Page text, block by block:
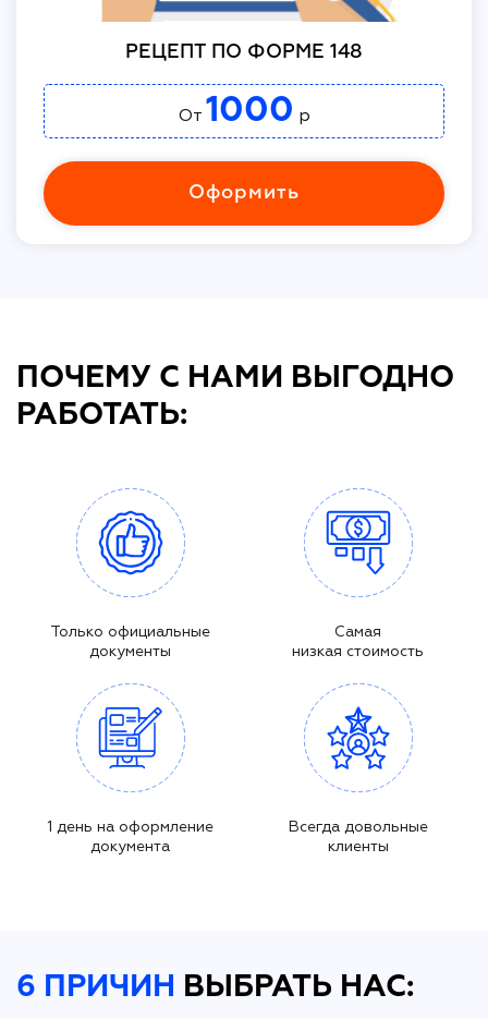
РЕЦЕПТ ПО ФОРМЕ 148
От 1000 р
Оформить
ПОЧЕМУ С НАМИ ВЫГОДНО
РАБОТАТЬ:
Только официальные
документы
Самая
низкая стоимость
1 день на оформление
документа
Всегда довольные
клиенты
6 ПРИЧИН ВЫБРАТЬ НАС: